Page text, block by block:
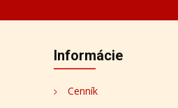
Informácie
Cenník